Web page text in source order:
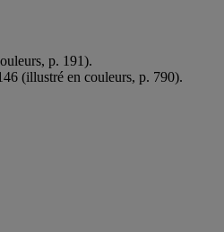
p. 191).
(illustré en couleurs, p. 790).